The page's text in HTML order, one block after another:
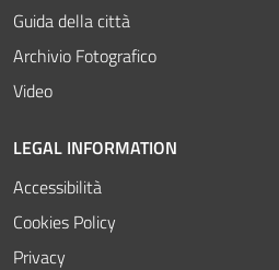
Guida della città
Archivio Fotografico
Video
LEGAL INFORMATION
Accessibilità
Cookies Policy
Privacy